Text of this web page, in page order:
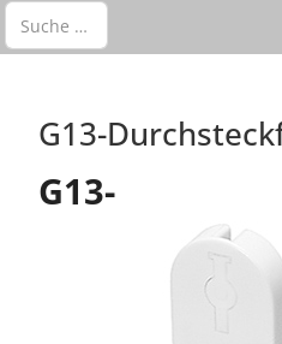
Suchen
G13-
G13-